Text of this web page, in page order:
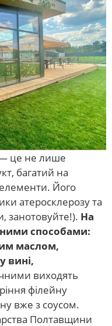
— це не лише
багатий на
Його
атеросклерозу та
занотовуйте!). На
способами:
маслом,
вині,
виходять
філейну
вже з соусом.
Полтавщини